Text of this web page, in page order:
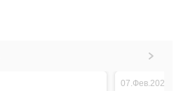
07.Фев.2024